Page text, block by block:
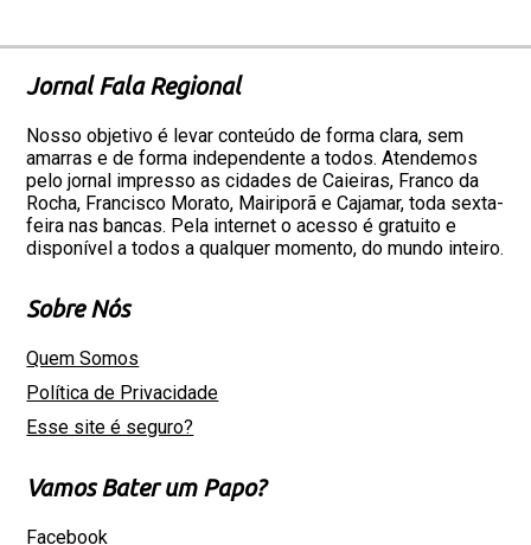
Jornal Fala Regional
Nosso objetivo é levar conteúdo de forma clara, sem
amarras e de forma independente a todos. Atendemos
pelo jornal impresso as cidades de Caieiras, Franco da
Rocha, Francisco Morato, Mairiporã e Cajamar, toda sexta-
feira nas bancas. Pela internet o acesso é gratuito e
disponível a todos a qualquer momento, do mundo inteiro.
Sobre Nós
Quem Somos
Política de Privacidade
Esse site é seguro?
Vamos Bater um Papo?
Facebook